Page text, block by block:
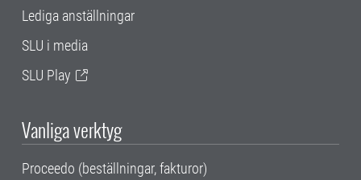
Lediga anställningar
SLU i media
SLU Play
Vanliga verktyg
Proceedo (beställningar, fakturor)